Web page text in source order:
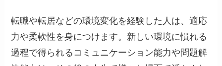
転職や転居などの環境変化を経験した人は、適応
力や柔軟性を身につけます。新しい環境に慣れる
過程で得られるコミュニケーション能力や問題解